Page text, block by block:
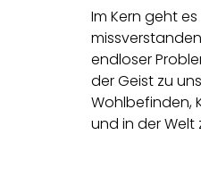
Im Kern geht
endloser
der Geist zu
Wohlbefinden,
und in der Welt